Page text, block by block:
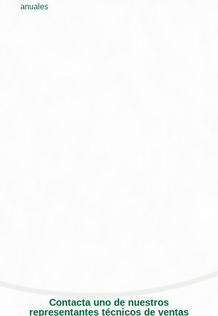
anuales
Contacta uno de nuestros
representantes técnicos de ventas